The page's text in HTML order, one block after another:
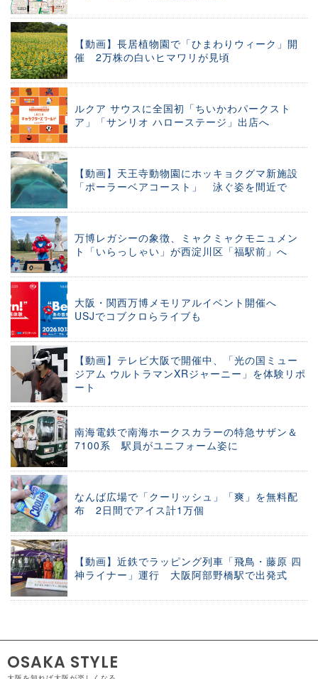
【動画】長居植物園で「ひまわりウィーク」開
催 2万株の白いヒマワリが見頃
ルクア サウスに全国初「ちいかわパークスト
ア」「サンリオ ハローステージ」出店へ
【動画】天王寺動物園にホッキョクグマ新施設
「ポーラーベアコースト」 泳ぐ姿を間近で
万博レガシーの象徴、ミャクミャクモニュメン
ト「いらっしゃい」が西淀川区「福駅前」へ
大阪・関西万博メモリアルイベント開催へ
USJでコブクロらライブも
【動画】テレビ大阪で開催中、「光の国ミュー
ジアム ウルトラマンXRジャーニー」を体験リポ
ート
南海電鉄で南海ホークスカラーの特急サザン＆
7100系 駅員がユニフォーム姿に
なんば広場で「クーリッシュ」「爽」を無料配
布 2日間でアイス計1万個
【動画】近鉄でラッピング列車「飛鳥・藤原 四
神ライナー」運行 大阪阿部野橋駅で出発式
OSAKA STYLE